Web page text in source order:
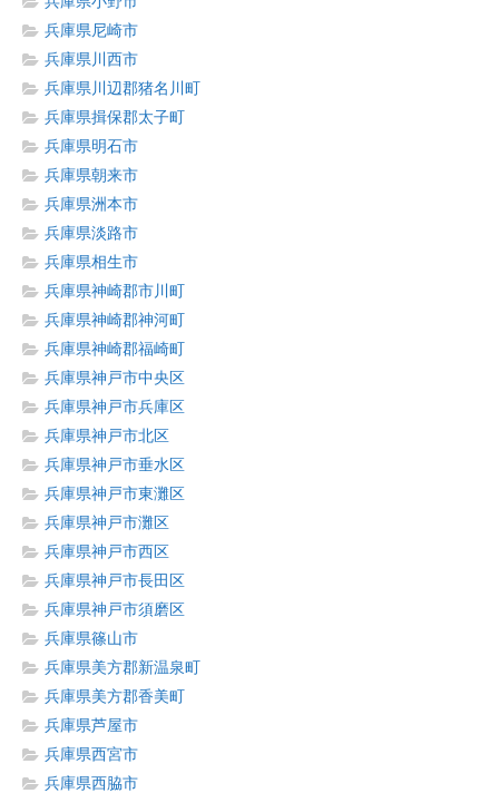
兵庫県尼崎市
兵庫県川西市
兵庫県川辺郡猪名川町
兵庫県揖保郡太子町
兵庫県明石市
兵庫県朝来市
兵庫県洲本市
兵庫県淡路市
兵庫県相生市
兵庫県神崎郡市川町
兵庫県神崎郡神河町
兵庫県神崎郡福崎町
兵庫県神戸市中央区
兵庫県神戸市兵庫区
兵庫県神戸市北区
兵庫県神戸市垂水区
兵庫県神戸市東灘区
兵庫県神戸市灘区
兵庫県神戸市西区
兵庫県神戸市長田区
兵庫県神戸市須磨区
兵庫県篠山市
兵庫県美方郡新温泉町
兵庫県美方郡香美町
兵庫県芦屋市
兵庫県西宮市
兵庫県西脇市